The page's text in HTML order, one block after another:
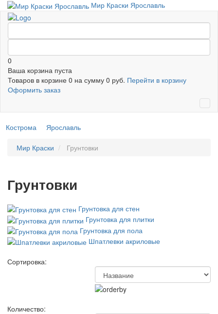
Мир Краски Ярославль
0
Ваша корзина пуста
Товаров в корзине 0 на сумму 0 руб. Перейти в корзину
Оформить заказ
Кострома Ярославль
Мир Краски Грунтовки
Грунтовки
Грунтовка для стен
Грунтовка для плитки
Грунтовка для пола
Шпатлевки акриловые
Сортировка:
Количество: